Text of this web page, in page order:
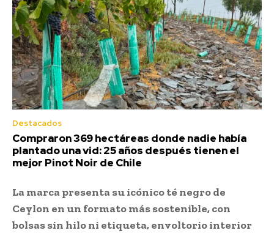
Destacados
Compraron 369 hectáreas donde nadie había
plantado una vid: 25 años después tienen el
mejor Pinot Noir de Chile
La marca presenta su icónico té negro de
Ceylon en un formato más sostenible, con
bolsas sin hilo ni etiqueta, envoltorio interior